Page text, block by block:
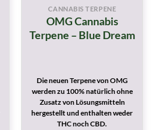
CANNABIS TERPENE
OMG Cannabis
Terpene – Blue Dream
Die neuen Terpene von OMG
werden zu 100% natürlich ohne
Zusatz von Lösungsmitteln
hergestellt und enthalten weder
THC noch CBD.